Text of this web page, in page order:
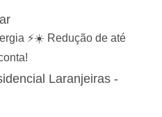
⚡☀️ Redução de até
Laranjeiras -